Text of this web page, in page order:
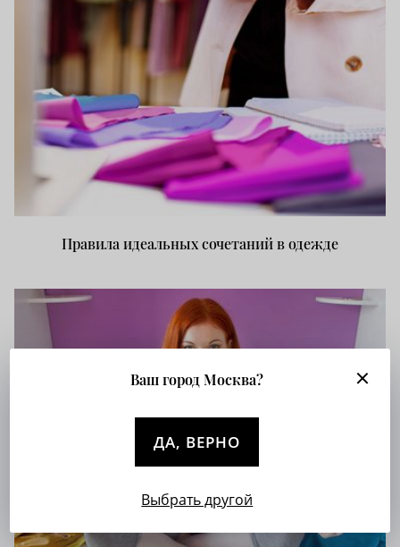
Правила идеальных сочетаний в одежде
Ваш город Москва?
ДА, ВЕРНО
Выбрать другой